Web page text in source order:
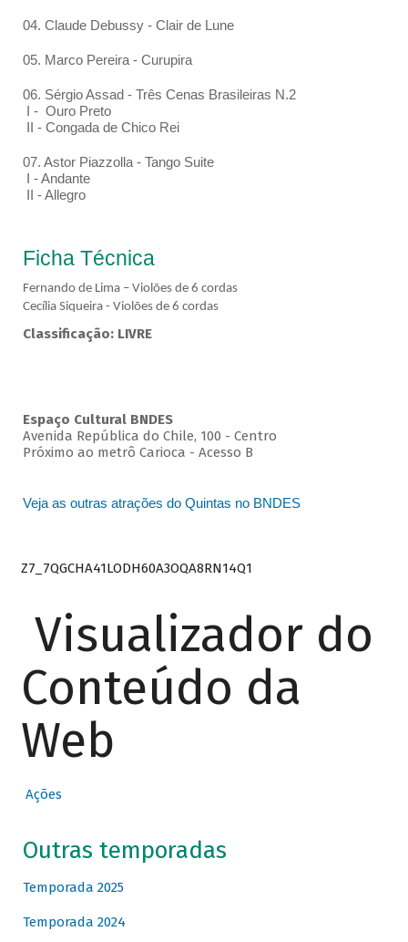
04. Claude Debussy - Clair de Lune
05. Marco Pereira - Curupira
06. Sérgio Assad - Três Cenas Brasileiras N.2
I - Ouro Preto
II - Congada de Chico Rei
07. Astor Piazzolla - Tango Suite
I - Andante
II - Allegro
Ficha Técnica
Fernando de Lima – Violões de 6 cordas
Cecília Siqueira - Violões de 6 cordas
Classificação: LIVRE
Espaço Cultural BNDES
Avenida República do Chile, 100 - Centro
Próximo ao metrô Carioca - Acesso B
Veja as outras atrações do Quintas no BNDES
Z7_7QGCHA41LODH60A3OQA8RN14Q1
Visualizador do
Conteúdo da
Web
Ações
Outras temporadas
Temporada 2025
Temporada 2024